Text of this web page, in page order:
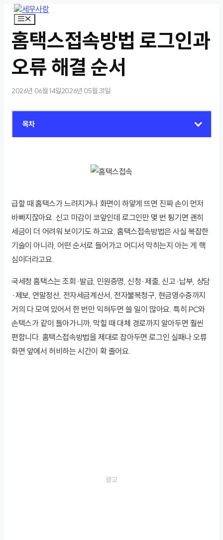
메
뉴
홈택스접속방법 로그인과
오류 해결 순서
2026년 06월 14일2026년 05월 31일
목차
급할 때 홈택스가 느려지거나 화면이 하얗게 뜨면 진짜 손이 먼저
바빠지잖아요. 신고 마감이 코앞인데 로그인만 몇 번 튕기면 괜히
세금이 더 어려워 보이기도 하고요. 홈택스접속방법은 사실 복잡한
기술이 아니라, 어떤 순서로 들어가고 어디서 막히는지 아는 게 핵
심이더라고요.
국세청 홈택스는 조회·발급, 민원증명, 신청·제출, 신고·납부, 상담
·제보, 연말정산, 전자세금계산서, 전자불복청구, 현금영수증까지
거의 다 모여 있어서 한 번만 익혀두면 쓸 일이 많아요. 특히 PC와
손택스가 같이 돌아가니까, 막힐 때 대체 경로까지 알아두면 훨씬
편합니다. 홈택스접속방법을 제대로 잡아두면 로그인 실패나 오류
화면 앞에서 허비하는 시간이 확 줄어요.